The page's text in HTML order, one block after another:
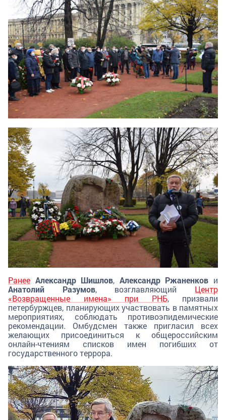
Ранее Александр Шишлов, Александр Ржаненков и
Анатолий Разумов, возглавляющий Центр
«Возвращенные имена» при РНБ, призвали
петербуржцев, планирующих участвовать в памятных
мероприятиях, соблюдать противоэпидемические
рекомендации. Омбудсмен также пригласил всех
желающих присоединиться к общероссийским
онлайн-чтениям списков имен погибших от
государственного террора.